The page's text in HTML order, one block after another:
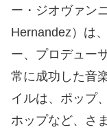
ー・ジオヴァン
Hernandez）は
ー、プロデュー
常に成功した音
イルは、ポップ
ホップなど、さ